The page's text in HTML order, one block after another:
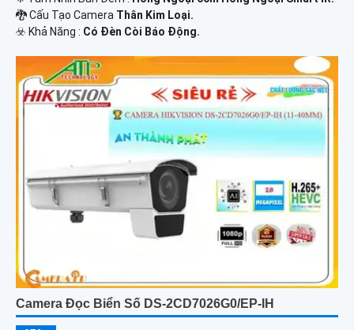
🐉️ Cấu Tạo Camera Thân Kim Loại.
️☣️ Khả Năng : Có Đèn Còi Báo Động.
Camera Đọc Biển Số DS-2CD7026G0/EP-IH